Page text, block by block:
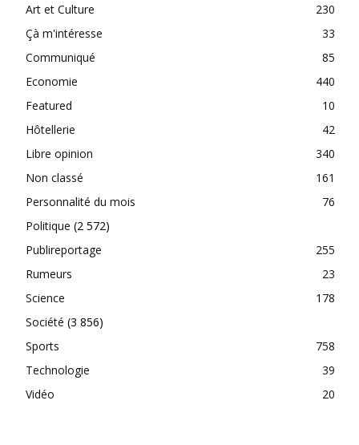
Art et Culture
230
Çà m'intéresse
33
Communiqué
85
Economie
440
Featured
10
Hôtellerie
42
Libre opinion
340
Non classé
161
Personnalité du mois
76
Politique (2 572)
Publireportage
255
Rumeurs
23
Science
178
Société (3 856)
Sports
758
Technologie
39
Vidéo
20